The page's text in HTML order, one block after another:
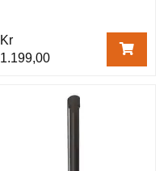
Kr
1.199,00